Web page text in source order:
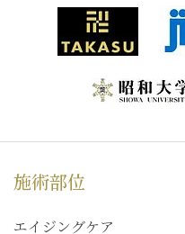
施術部位
エイジングケア